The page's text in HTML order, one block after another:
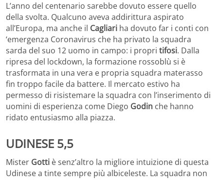
L’anno del centenario sarebbe dovuto essere quello
della svolta. Qualcuno aveva addirittura aspirato
all’Europa, ma anche il Cagliari ha dovuto far i conti con
‘emergenza Coronavirus che ha privato la squadra
sarda del suo 12 uomo in campo: i propri tifosi. Dalla
ripresa del lockdown, la formazione rossoblù si è
trasformata in una vera e propria squadra materasso
fin troppo facile da battere. Il mercato estivo ha
permesso di risistemare la squadra con l’inserimento di
uomini di esperienza come Diego Godin che hanno
ridato entusiasmo alla piazza.
UDINESE 5,5
Mister Gotti è senz’altro la migliore intuizione di questa
Udinese a tinte sempre più albiceleste. La squadra non